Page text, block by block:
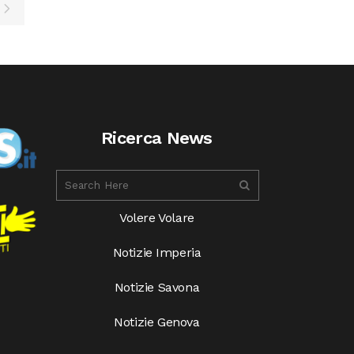
Ricerca News
Volere Volare
Notizie Imperia
Notizie Savona
Notizie Genova